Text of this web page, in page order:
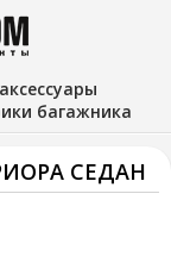
багажника
СЕДАН